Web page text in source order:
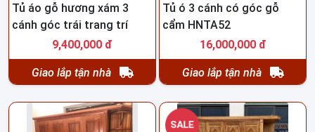
Tủ áo gỗ hương xám 3
cánh góc trái trang trí
HNTA539,400,000 đ
Giao lắp tận nhà
Tủ ó 3 cánh có góc gỗ
cẩm HNTA52
16,000,000 đ
Giao lắp tận nhà
SALE